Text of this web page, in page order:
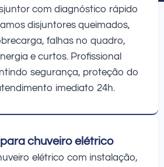
com diagnóstico rápido
disjuntores queimados,
falhas no quadro,
e curtos. Profissional
segurança, proteção do
imediato 24h.
chuveiro elétrico
elétrico com instalação,